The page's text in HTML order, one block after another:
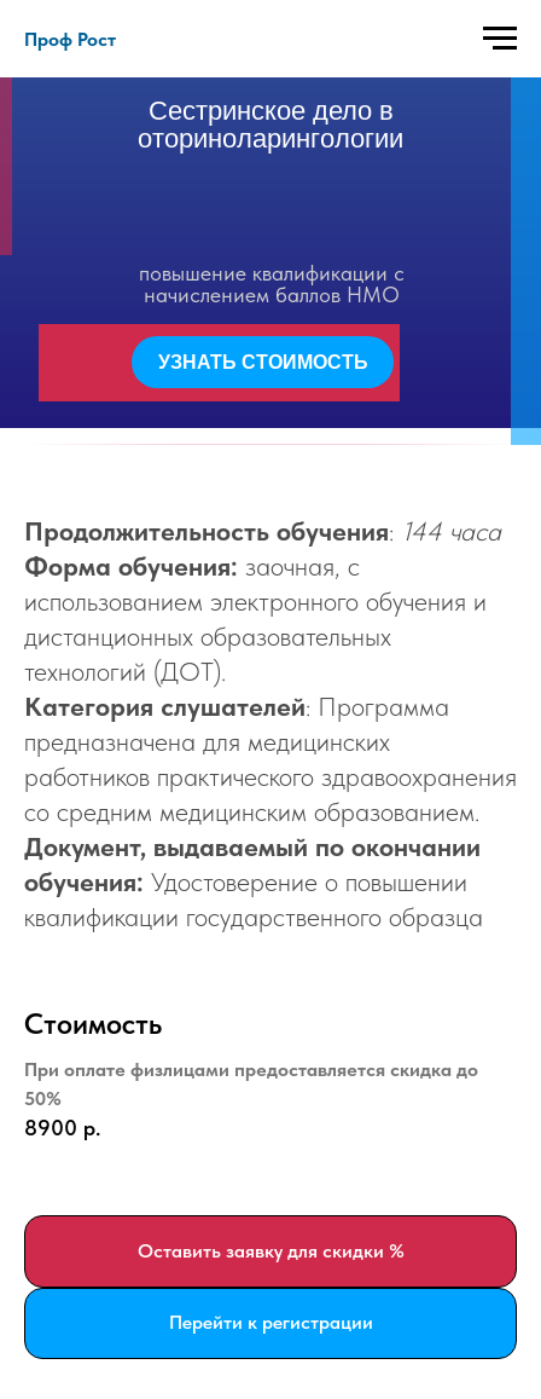
Проф Рост
Сестринское дело в
оториноларингологии
УЗНАТЬ СТОИМОСТЬ
повышение квалификации с
начислением баллов НМО
Продолжительность обучения: 144 часа
Форма обучения: заочная, с
использованием электронного обучения и
дистанционных образовательных
технологий (ДОТ).
Категория слушателей: Программа
предназначена для медицинских
работников практического здравоохранения
со средним медицинским образованием.
Документ, выдаваемый по окончании
обучения: Удостоверение о повышении
квалификации государственного образца
Стоимость
При оплате физлицами предоставляется скидка до
50%
8900 р.
Оставить заявку для скидки %
Перейти к регистрации